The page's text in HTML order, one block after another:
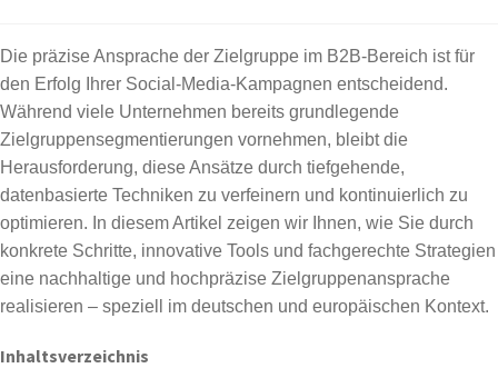
Die präzise Ansprache der Zielgruppe im B2B-Bereich ist für
den Erfolg Ihrer Social-Media-Kampagnen entscheidend.
Während viele Unternehmen bereits grundlegende
Zielgruppensegmentierungen vornehmen, bleibt die
Herausforderung, diese Ansätze durch tiefgehende,
datenbasierte Techniken zu verfeinern und kontinuierlich zu
optimieren. In diesem Artikel zeigen wir Ihnen, wie Sie durch
konkrete Schritte, innovative Tools und fachgerechte Strategien
eine nachhaltige und hochpräzise Zielgruppenansprache
realisieren – speziell im deutschen und europäischen Kontext.
Inhaltsverzeichnis